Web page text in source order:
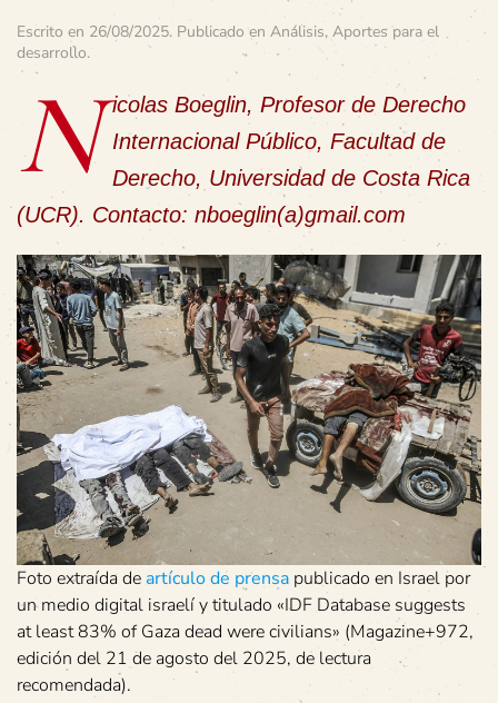
Escrito en 26/08/2025. Publicado en Análisis, Aportes para el
desarrollo.
N icolas Boeglin, Profesor de Derecho
Internacional Público, Facultad de
Derecho, Universidad de Costa Rica
(UCR). Contacto: nboeglin(a)gmail.com
Foto extraída deartículo de prensa publicado en Israel por
un medio digital israelí y titulado «IDF Database suggests
at least 83% of Gaza dead were civilians» (Magazine+972,
edición del 21 de agosto del 2025, de lectura
recomendada).